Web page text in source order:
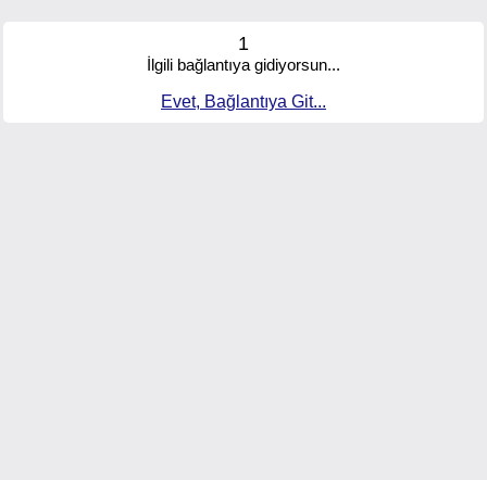
1
İlgili bağlantıya gidiyorsun...
Evet, Bağlantıya Git...